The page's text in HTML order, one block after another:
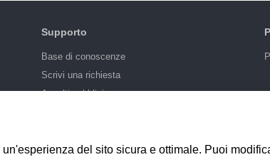
Supporto
Base di conoscenze
Scrivi una richiesta
Appalti pubblici
del sito sicura e ottimale. Puoi